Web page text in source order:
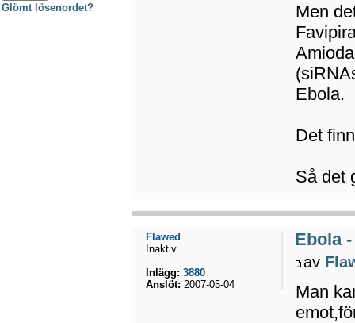
Men
Ebola.
Det
Så det
Ebola
av
Man
Flawed
Inaktiv
Inlägg: 3880
Anslöt: 2007-05-04
Glömt lösenordet?